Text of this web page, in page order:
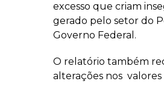
excesso que criam
gerado pelo setor do
Governo Federal.
O relatório também
alterações nos valores